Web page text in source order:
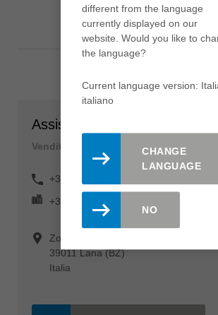
Assistenza clienti
Vendite
+39 (0) 473 55 28 00
+39 (0) 473 56 21 39
Zona Industriale 9
39011 Lana (BZ)
Italia
different from the language
currently displayed on our
website. Would you like to
the language?
Current language version:
italiano
CHANGE
LANGUAGE
NO